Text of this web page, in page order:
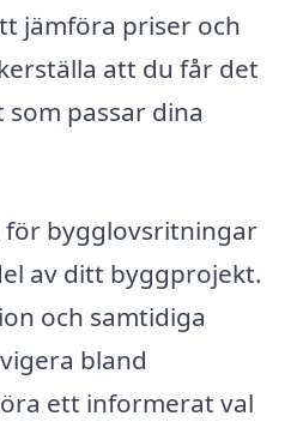
jämföra priser och
att du får det
passar dina
bygglovsritningar
av ditt byggprojekt.
och samtidiga
bland
ett informerat val